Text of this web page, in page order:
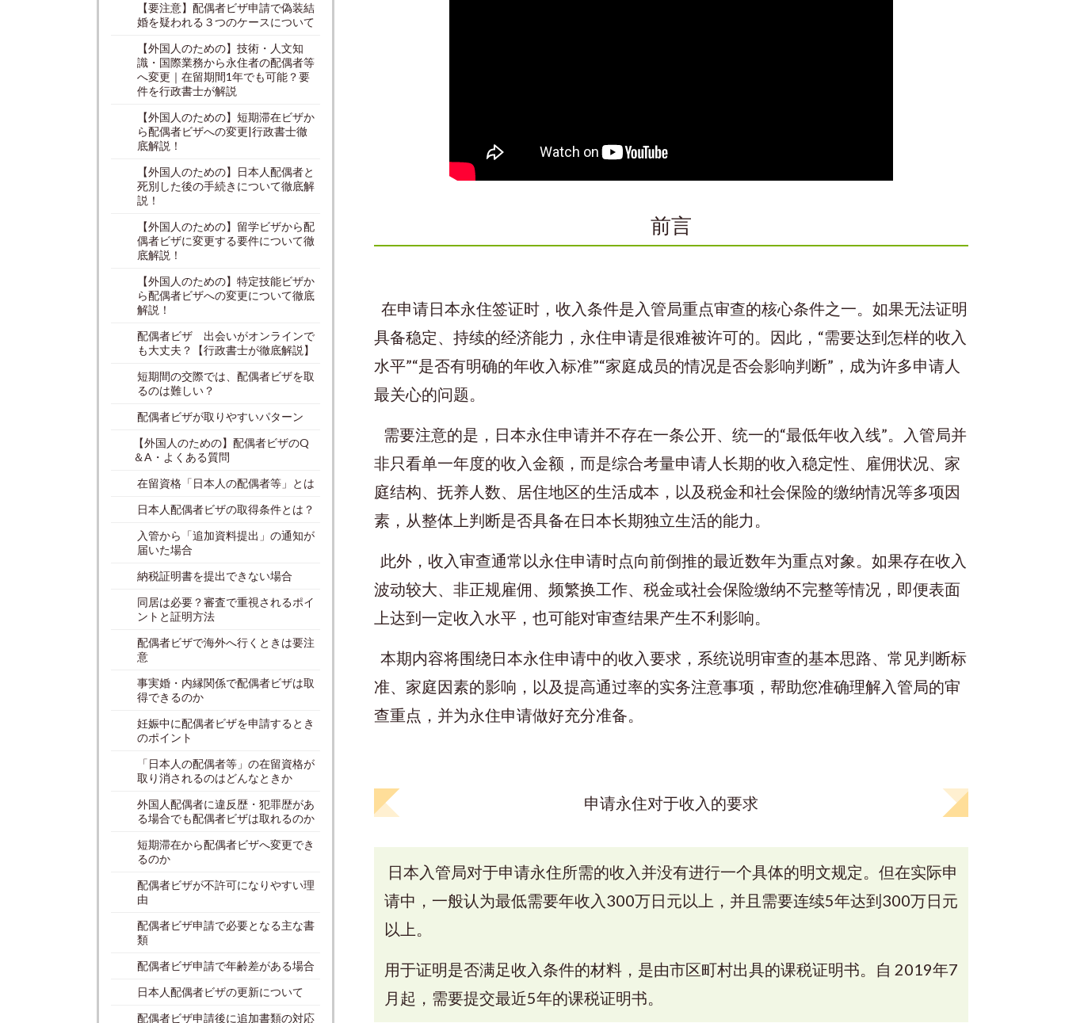
前言
在申请日本永住签证时，收入条件是入管局重点审查的核心条件之一。如果无法证明
具备稳定、持续的经济能力，永住申请是很难被许可的。因此，“需要达到怎样的收入
水平”“是否有明确的年收入标准”“家庭成员的情况是否会影响判断”，成为许多申请人
最关心的问题。
需要注意的是，日本永住申请并不存在一条公开、统一的“最低年收入线”。入管局并
非只看单一年度的收入金额，而是综合考量申请人长期的收入稳定性、雇佣状况、家
庭结构、抚养人数、居住地区的生活成本，以及税金和社会保险的缴纳情况等多项因
素，从整体上判断是否具备在日本长期独立生活的能力。
此外，收入审查通常以永住申请时点向前倒推的最近数年为重点对象。如果存在收入
波动较大、非正规雇佣、频繁换工作、税金或社会保险缴纳不完整等情况，即便表面
上达到一定收入水平，也可能对审查结果产生不利影响。
本期内容将围绕日本永住申请中的收入要求，系统说明审查的基本思路、常见判断标
准、家庭因素的影响，以及提高通过率的实务注意事项，帮助您准确理解入管局的审
查重点，并为永住申请做好充分准备。
申请永住对于收入的要求
日本入管局对于申请永住所需的收入并没有进行一个具体的明文规定。但在实际申
请中，一般认为最低需要年收入300万日元以上，并且需要连续5年达到300万日元
以上。
用于证明是否满足收入条件的材料，是由市区町村出具的课税证明书。自 2019年7
月起，需要提交最近5年的课税证明书。
【要注意】配偶者ビザ申請で偽装結
婚を疑われる３つのケースについて
【外国人のための】技術・人文知
識・国際業務から永住者の配偶者等
へ変更｜在留期間1年でも可能？要
件を行政書士が解説
【外国人のための】短期滞在ビザか
ら配偶者ビザへの変更|行政書士徹
底解説！
【外国人のための】日本人配偶者と
死別した後の手続きについて徹底解
説！
【外国人のための】留学ビザから配
偶者ビザに変更する要件について徹
底解説！
【外国人のための】特定技能ビザか
ら配偶者ビザへの変更について徹底
解説！
配偶者ビザ 出会いがオンラインで
も大丈夫？【行政書士が徹底解説】
短期間の交際では、配偶者ビザを取
るのは難しい？
配偶者ビザが取りやすいパターン
【外国人のための】配偶者ビザのQ
＆A・よくある質問
在留資格「日本人の配偶者等」とは
日本人配偶者ビザの取得条件とは？
入管から「追加資料提出」の通知が
届いた場合
納税証明書を提出できない場合
同居は必要？審査で重視されるポイ
ントと証明方法
配偶者ビザで海外へ行くときは要注
意
事実婚・内縁関係で配偶者ビザは取
得できるのか
妊娠中に配偶者ビザを申請するとき
のポイント
「日本人の配偶者等」の在留資格が
取り消されるのはどんなときか
外国人配偶者に違反歴・犯罪歴があ
る場合でも配偶者ビザは取れるのか
短期滞在から配偶者ビザへ変更でき
るのか
配偶者ビザが不許可になりやすい理
由
配偶者ビザ申請で必要となる主な書
類
配偶者ビザ申請で年齢差がある場合
日本人配偶者ビザの更新について
配偶者ビザ申請後に追加書類の対応